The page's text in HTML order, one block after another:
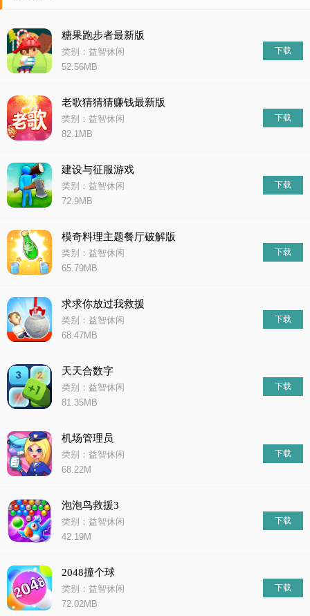
糖果跑步者最新版
类别：益智休闲
52.56MB
下载
老歌猜猜猜赚钱最新版
类别：益智休闲
82.1MB
下载
建设与征服游戏
类别：益智休闲
72.9MB
下载
模奇料理主题餐厅破解版
类别：益智休闲
65.79MB
下载
求求你放过我救援
类别：益智休闲
68.47MB
下载
天天合数字
类别：益智休闲
81.35MB
下载
机场管理员
类别：益智休闲
68.22M
下载
泡泡鸟救援3
类别：益智休闲
42.19M
下载
2048撞个球
类别：益智休闲
72.02MB
下载